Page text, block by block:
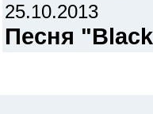
25.10.2013
Песня